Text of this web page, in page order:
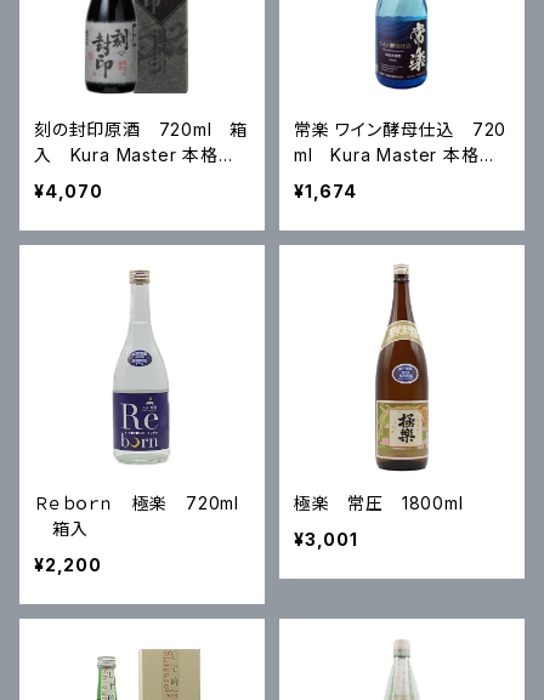
刻の封印原酒 720ml 箱
入 Kura Master 本格焼
酎・泡盛コンクール2023プ
ラチナ賞受賞
¥4,070
常楽 ワイン酵母仕込 720
ml Kura Master 本格焼
酎・泡盛コンクール2023金
¥1,674
Ｒｅｂｏｒｎ 極楽 720ml
箱入
¥2,200
極楽 常圧 1800ml
¥3,001